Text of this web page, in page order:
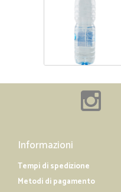
Informazioni
Tempi di spedizione
Metodi di pagamento